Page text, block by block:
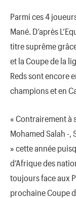
Parmi ces 4
Mané. D’après
titre suprême
et la Coupe de la
Reds sont encore
champions et en
« Contrairement à
Mohamed Salah -,
» cette année
d’Afrique des
toujours face aux
prochaine Coupe